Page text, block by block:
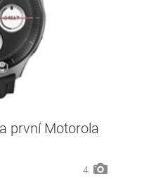
první Motorola
4